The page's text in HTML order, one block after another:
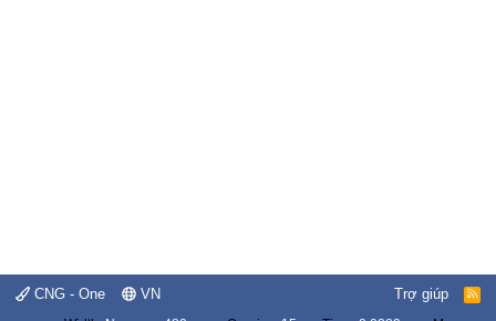
CNG - One VN Trợ giúp
R